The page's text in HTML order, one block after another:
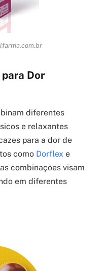
Dor
diferentes
e relaxantes
para a dor de
como Dorflex e
combinações visam
em diferentes